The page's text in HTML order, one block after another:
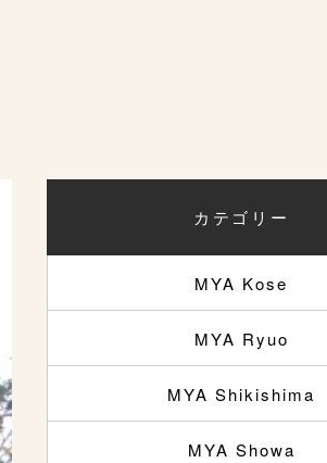
カテゴリー
MYA Kose
MYA Ryuo
MYA Shikishima
MYA Showa